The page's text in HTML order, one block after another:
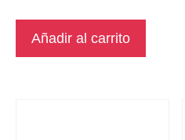
Añadir al carrito